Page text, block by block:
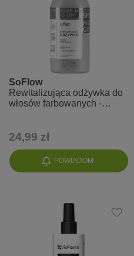
POWIADOM
SoFlow
Rewitalizująca odżywka do
włosów farbowanych -
24,99 zł